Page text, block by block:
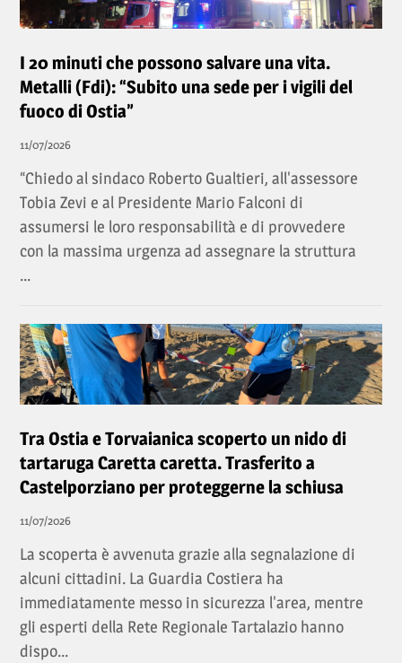
I 20 minuti che possono salvare una vita.
Metalli (Fdi): “Subito una sede per i vigili del
fuoco di Ostia”
11/07/2026
“Chiedo al sindaco Roberto Gualtieri, all'assessore
Tobia Zevi e al Presidente Mario Falconi di
assumersi le loro responsabilità e di provvedere
con la massima urgenza ad assegnare la struttura
...
Tra Ostia e Torvaianica scoperto un nido di
tartaruga Caretta caretta. Trasferito a
Castelporziano per proteggerne la schiusa
11/07/2026
La scoperta è avvenuta grazie alla segnalazione di
alcuni cittadini. La Guardia Costiera ha
immediatamente messo in sicurezza l'area, mentre
gli esperti della Rete Regionale Tartalazio hanno
dispo...